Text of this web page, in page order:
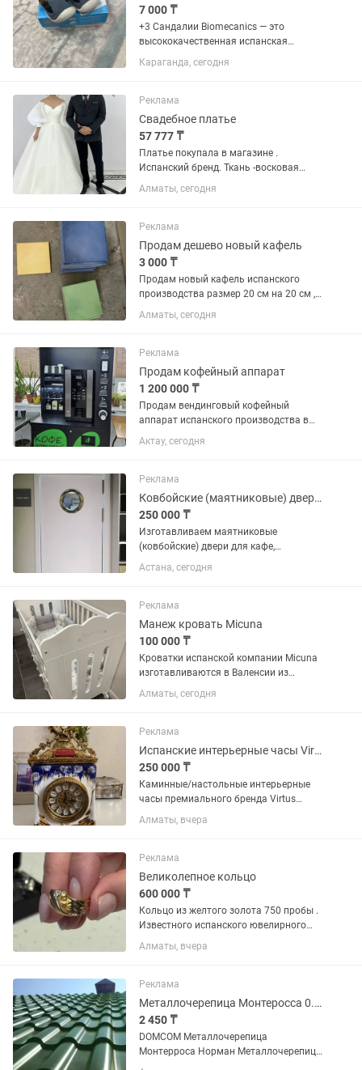
7 000 ₸
+3 Сандалии Biomecanics — это
высококачественная испанская
детская обувь, разработанная
совместно с Институтом биомеханики
педиатров. Бренд специализируется
на...
Караганда, сегодня
Реклама
Свадебное платье
57 777 ₸
Платье покупала в магазине .
Испанский бренд. Ткань -восковая
органза. Размер S. Очень красивое ,
будете королевой. Самое главное
кольцо. Покупала за 285000...
Алматы, сегодня
Реклама
Продам дешево новый кафель
3 000 ₸
Продам новый кафель испанского
производства размер 20 см на 20 см ,
25 штук за 3000 тенге, мелкий кафель
размер 10 см на 10 см разных цветов
микрорайоне Самал 1...
Алматы, сегодня
Реклама
Продам кофейный аппарат
1 200 000 ₸
Продам вендинговый кофейный
аппарат испанского производства в
отличном техническом состоянии
Jofemar Bluetec G23. Цена 1200 000 тг.
аппарат. Возможен торг.
Актау, сегодня
Реклама
Ковбойские (маятниковые) двери для кафе и ресторанов
250 000 ₸
Изготавливаем маятниковые
(ковбойские) двери для кафе,
ресторанов, баров и кухонь HoReCa.
Двери открываются в обе стороны,
персонала. Оснащаются круглым...
Астана, сегодня
Реклама
Манеж кровать Micuna
100 000 ₸
Кроватки испанской компании Micuna
изготавливаются в Валенсии из
экологически чистых материалов. В
первую очередь, это бук –
музыкальных инструментов. Элементы
из МДФ...
Алматы, сегодня
Реклама
Испанские интерьерные часы Virtus
250 000 ₸
Каминные/настольные интерьерные
часы премиального бренда Virtus
Madrid, испанский премиум-бренд,
изделие из позолоченной бронзы и
тяжелые и устойчивые. Статусный...
Алматы, вчера
Реклама
Великолепное кольцо
600 000 ₸
Кольцо из желтого золота 750 пробы .
Известного испанского ювелирного
бренда Каррера и Каррера с
бриллиантами . Практически новое
Алматы, вчера
Реклама
Металлочерепица Монтеросса 0.45--0.50
2 450 ₸
DOMCOM Металлочерепица
Монтерроса Норман Металлочерепица
Монтерроса Норман Фирменная